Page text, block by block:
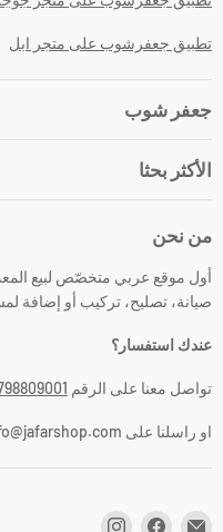
تطبيق جعفرشوب على متجر ابل
جعفر شوب
الأكثر بحثا
من نحن
أول موقع عربي متخصّص لبيع
صيانة، تصليح، تركيب أو إضافة
عندك استفسار؟
تواصل معنا على الرقم
او راسلنا على info@jafarshop.com